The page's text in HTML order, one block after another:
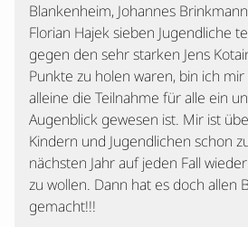
Blankenheim, Johannes
Florian Hajek sieben Jugendliche
gegen den sehr starken Jens
Punkte zu holen waren, bin ich mir
alleine die Teilnahme für alle ein
Augenblick gewesen ist. Mir ist
Kindern und Jugendlichen schon
nächsten Jahr auf jeden Fall
zu wollen. Dann hat es doch allen
gemacht!!!